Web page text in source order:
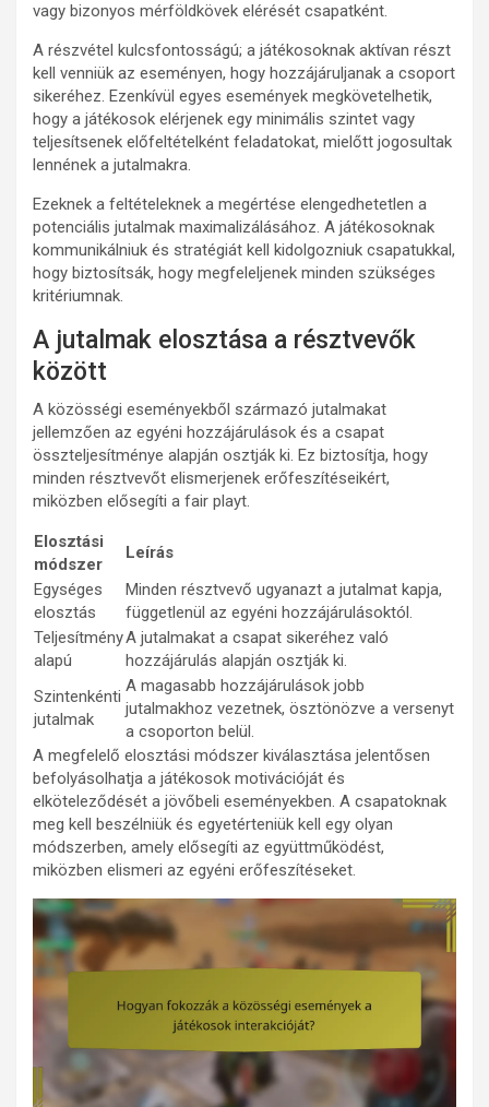
vagy bizonyos mérföldkövek elérését csapatként.
A részvétel kulcsfontosságú; a játékosoknak aktívan részt
kell venniük az eseményen, hogy hozzájáruljanak a csoport
sikeréhez. Ezenkívül egyes események megkövetelhetik,
hogy a játékosok elérjenek egy minimális szintet vagy
teljesítsenek előfeltételként feladatokat, mielőtt jogosultak
lennének a jutalmakra.
Ezeknek a feltételeknek a megértése elengedhetetlen a
potenciális jutalmak maximalizálásához. A játékosoknak
kommunikálniuk és stratégiát kell kidolgozniuk csapatukkal,
hogy biztosítsák, hogy megfeleljenek minden szükséges
kritériumnak.
A jutalmak elosztása a résztvevők
között
A közösségi eseményekből származó jutalmakat
jellemzően az egyéni hozzájárulások és a csapat
összteljesítménye alapján osztják ki. Ez biztosítja, hogy
minden résztvevőt elismerjenek erőfeszítéseikért,
miközben elősegíti a fair playt.
Elosztási
módszer
Leírás
Egységes
elosztás
Minden résztvevő ugyanazt a jutalmat kapja,
függetlenül az egyéni hozzájárulásoktól.
Teljesítmény
alapú
A jutalmakat a csapat sikeréhez való
hozzájárulás alapján osztják ki.
Szintenkénti
jutalmak
A magasabb hozzájárulások jobb
jutalmakhoz vezetnek, ösztönözve a versenyt
a csoporton belül.
A megfelelő elosztási módszer kiválasztása jelentősen
befolyásolhatja a játékosok motivációját és
elköteleződését a jövőbeli eseményekben. A csapatoknak
meg kell beszélniük és egyetérteniük kell egy olyan
módszerben, amely elősegíti az együttműködést,
miközben elismeri az egyéni erőfeszítéseket.